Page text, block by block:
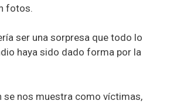
fotos.
ser una sorpresa que todo lo
haya sido dado forma por la
se nos muestra como víctimas,